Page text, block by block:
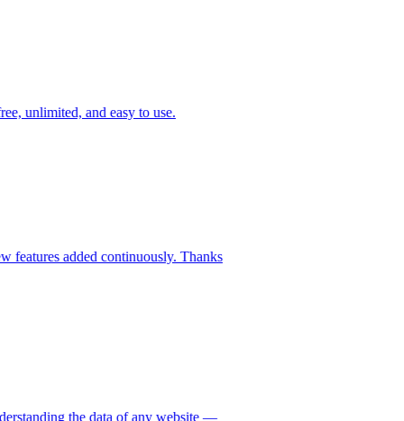
unlimited, and easy to use.
features added continuously. Thanks
the data of any website —